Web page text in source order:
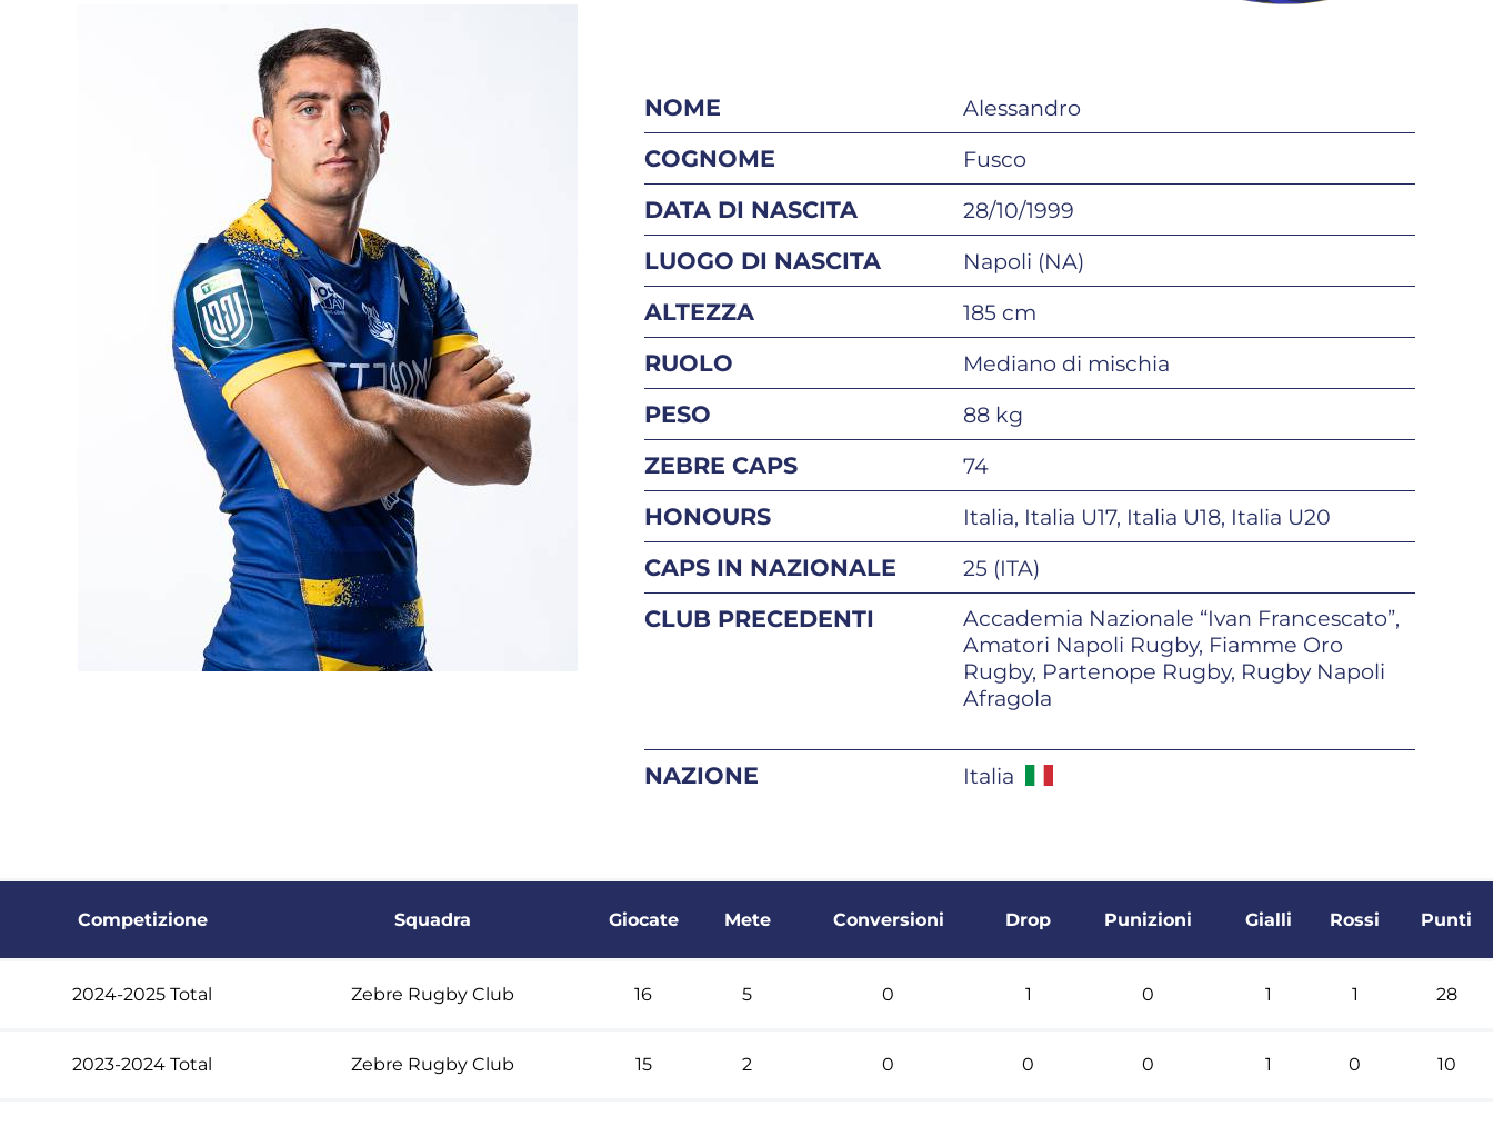
NOME Alessandro
COGNOME Fusco
DATA DI NASCITA 28/10/1999
LUOGO DI NASCITA Napoli (NA)
ALTEZZA 185 cm
RUOLO Mediano di mischia
PESO 88 kg
ZEBRE CAPS 74
HONOURS Italia, Italia U17, Italia U18, Italia U20
CAPS IN NAZIONALE 25 (ITA)
CLUB PRECEDENTI
Accademia Nazionale “Ivan Francescato”,
Amatori Napoli Rugby, Fiamme Oro
Rugby, Partenope Rugby, Rugby Napoli
Afragola
NAZIONE Italia
Competizione Squadra Giocate Mete Conversioni Drop Punizioni Gialli Rossi Punti
2024-2025 Total Zebre Rugby Club 16 5 0 1 0 1 1 28
2023-2024 Total Zebre Rugby Club 15 2 0 0 0 1 0 10